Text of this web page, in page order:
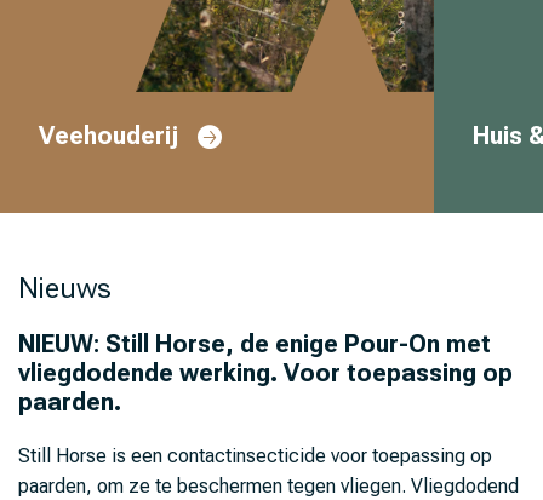
Veehouderij Huis
Nieuws
NIEUW: Still Horse, de enige Pour-On met
vliegdodende werking. Voor toepassing op
paarden.
Still Horse is een contactinsecticide voor toepassing op
paarden, om ze te beschermen tegen vliegen. Vliegdodend